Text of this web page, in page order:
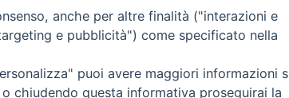
TUTTI GLI
anche per altre finalità ("interazioni e
e pubblicità") come specificato nella
puoi avere maggiori informazioni
chiudendo questa informativa proseguirai la